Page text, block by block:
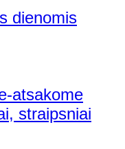
dienomis
atsakome
straipsniai